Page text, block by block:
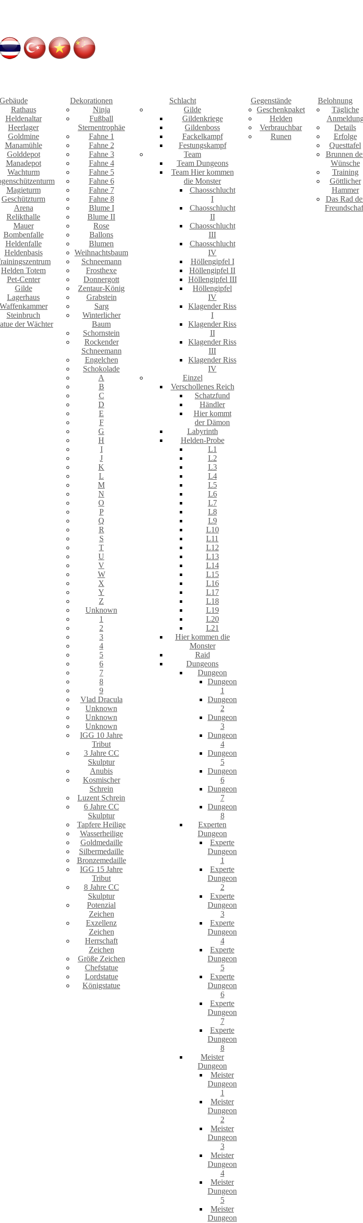
Gebäude
Rathaus
Heldenaltar
Heerlager
Goldmine
Manamühle
Golddepot
Manadepot
Wachturm
Magieturm
Geschützturm
Arena
Relikthalle
Mauer
Bombenfalle
Heldenfalle
Heldenbasis
Helden Totem
Pet-Center
Gilde
Lagerhaus
Waffenkammer
Steinbruch
der Wächter
Dekorationen
Ninja
Fußball
Sternentrophäe
Fahne 1
Fahne 2
Fahne 3
Fahne 4
Fahne 5
Fahne 6
Fahne 7
Fahne 8
Blume I
Blume II
Rose
Ballons
Blumen
Weihnachtsbaum
Schneemann
Frosthexe
Donnergott
Zentaur-König
Grabstein
Sarg
Winterlicher
Baum
Schornstein
Rockender
Schneemann
Engelchen
Schokolade
A
B
C
D
E
F
G
H
I
J
K
L
M
N
O
P
Q
R
S
T
U
V
W
X
Y
Z
Unknown
1
2
3
4
5
6
7
8
9
Vlad Dracula
Unknown
Unknown
Unknown
IGG 10 Jahre
Tribut
3 Jahre CC
Skulptur
Anubis
Kosmischer
Schrein
Luzent Schrein
6 Jahre CC
Skulptur
Tapfere Heilige
Wasserheilige
Goldmedaille
Silbermedaille
Bronzemedaille
IGG 15 Jahre
Tribut
8 Jahre CC
Skulptur
Potenzial
Zeichen
Exzellenz
Zeichen
Herrschaft
Zeichen
Größe Zeichen
Chefstatue
Lordstatue
Königstatue
Schlacht
Gilde
Gildenkriege
Gildenboss
Fackelkampf
Festungskampf
Team
Team Dungeons
Team Hier kommen
die Monster
Chaosschlucht
I
Chaosschlucht
II
Chaosschlucht
III
Chaosschlucht
IV
Höllengipfel I
Höllengipfel II
Höllengipfel III
Höllengipfel
IV
Klagender Riss
I
Klagender Riss
II
Klagender Riss
III
Klagender Riss
IV
Einzel
Verschollenes Reich
Schatzfund
Händler
Hier kommt
der Dämon
Labyrinth
Helden-Probe
L1
L2
L3
L4
L5
L6
L7
L8
L9
L10
L11
L12
L13
L14
L15
L16
L17
L18
L19
L20
L21
Hier kommen die
Monster
Raid
Dungeons
Dungeon
Dungeon
1
Dungeon
2
Dungeon
3
Dungeon
4
Dungeon
5
Dungeon
6
Dungeon
7
Dungeon
8
Experten
Dungeon
Experte
Dungeon
1
Experte
Dungeon
2
Experte
Dungeon
3
Experte
Dungeon
4
Experte
Dungeon
5
Experte
Dungeon
6
Experte
Dungeon
7
Experte
Dungeon
8
Meister
Dungeon
Meister
Dungeon
1
Meister
Dungeon
2
Meister
Dungeon
3
Meister
Dungeon
4
Meister
Dungeon
5
Meister
Dungeon
Gegenstände
Geschenkpaket
Helden
Verbrauchbar
Runen
Belohnung
Tägliche
Details
Erfolge
Questtafel
Brunnen
Wünsche
Training
Göttlicher
Hammer
Das Rad